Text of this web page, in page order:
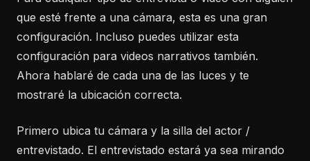
que esté frente a una cámara, esta es una gran
configuración. Incluso puedes utilizar esta
configuración para videos narrativos también.
Ahora hablaré de cada una de las luces y te
mostraré la ubicación correcta.
Primero ubica tu cámara y la silla del actor /
entrevistado. El entrevistado estará ya sea mirando